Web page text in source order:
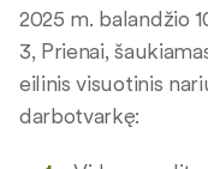
2025 m. balandžio
3, Prienai,
eilinis visuotinis
darbotvarkę: